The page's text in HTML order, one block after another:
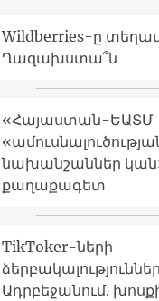
Wildberries-ը
Ղազախստա՞ն
«Հայաստան-ԵԱՏՄ
նախանշաններ
քաղաքագետ
TikToker-ների
ձերբակալություններ
Ադրբեջանում.